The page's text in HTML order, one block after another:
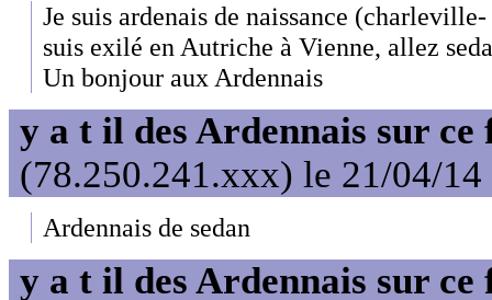
Je suis ardenais de naissance
suis exilé en Autriche à Vienne, allez
Un bonjour aux Ardennais
y a t il des Ardennais sur ce
(78.250.241.xxx) le 21/04/14
Ardennais de sedan
y a t il des Ardennais sur ce